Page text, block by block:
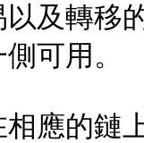
及轉移
可用。
應的鏈